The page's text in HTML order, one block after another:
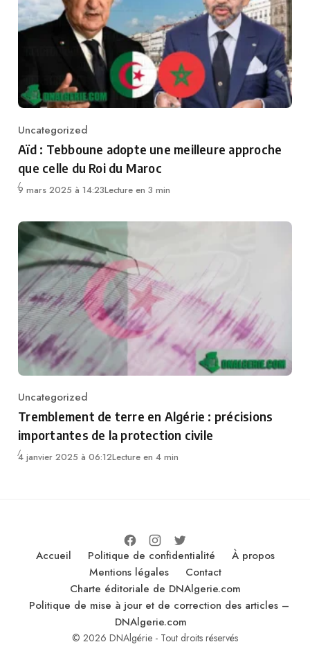
Category
Uncategorized
Aïd : Tebboune adopte une meilleure approche
que celle du Roi du Maroc
9 mars 2025 à 14:23Lecture en 3 min
Category
Uncategorized
Tremblement de terre en Algérie : précisions
importantes de la protection civile
4 janvier 2025 à 06:12Lecture en 4 min
Accueil Politique de confidentialité
À propos
Mentions légales
Contact
Charte éditoriale de DNAlgerie.com
Politique de mise à jour et de correction des articles –
DNAlgerie.com
© 2026 DNAlgérie - Tout droits réservés